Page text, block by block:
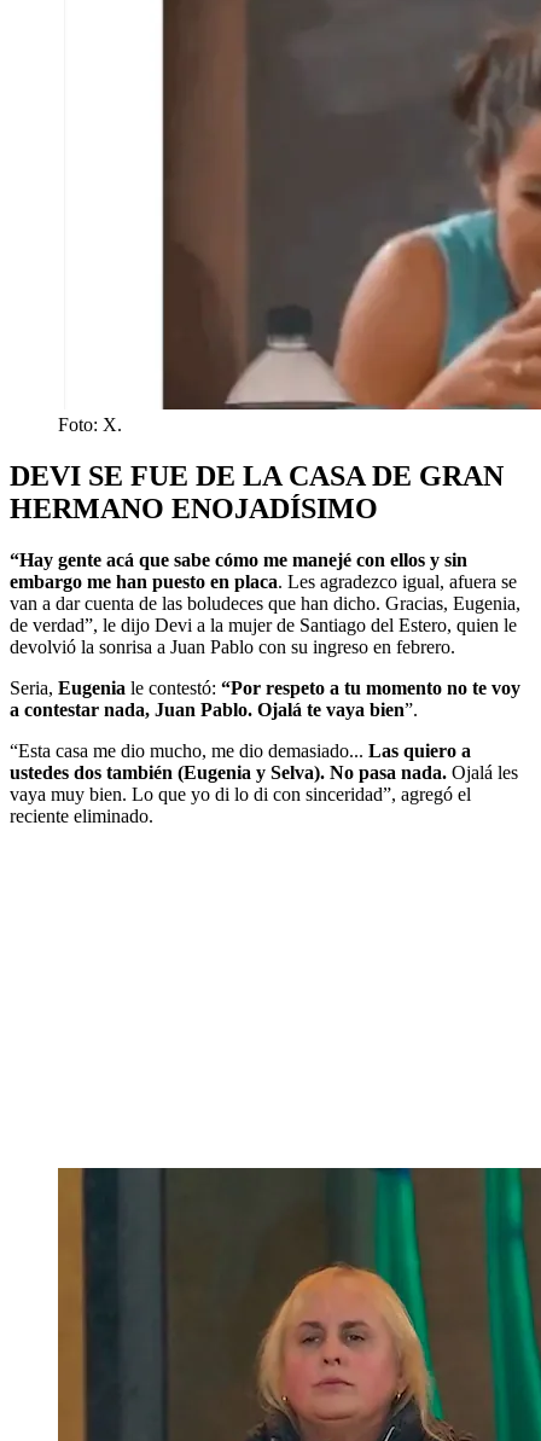
Foto: X.
DEVI SE FUE DE LA CASA DE GRAN
HERMANO ENOJADÍSIMO
“Hay gente acá que sabe cómo me manejé con ellos y sin
embargo me han puesto en placa. Les agradezco igual, afuera se
van a dar cuenta de las boludeces que han dicho. Gracias, Eugenia,
de verdad”, le dijo Devi a la mujer de Santiago del Estero, quien le
devolvió la sonrisa a Juan Pablo con su ingreso en febrero.
Seria, Eugenia le contestó: “Por respeto a tu momento no te voy
a contestar nada, Juan Pablo. Ojalá te vaya bien”.
“Esta casa me dio mucho, me dio demasiado... Las quiero a
ustedes dos también (Eugenia y Selva). No pasa nada. Ojalá les
vaya muy bien. Lo que yo di lo di con sinceridad”, agregó el
reciente eliminado.